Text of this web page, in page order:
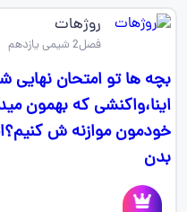
روژهات
فصل2 شیمی یازدهم
بچه ها تو امتحان
اینا،واکنشی که بهمون
خودمون موازنه ش
بدن